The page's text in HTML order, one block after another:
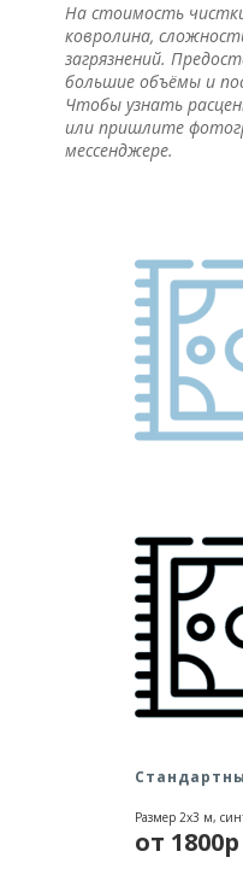
На стоимость
ковролина,
загрязнений.
большие объёмы и
Чтобы узнать
или пришлите
мессенджере.
Размер 2х3 м,
от 1800р